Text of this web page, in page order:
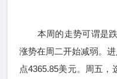
本周的走势可谓是跌
涨势在周二开始减弱。
点4365.85美元。周五